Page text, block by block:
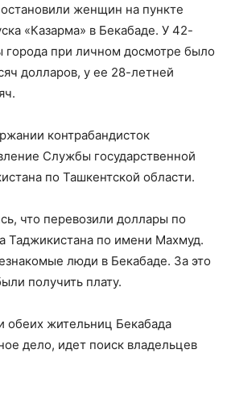
женщин на пункте
«Казарма» в Бекабаде. У 42-
города при личном досмотре было
долларов, у ее 28-летней
контрабандисток
Службы государственной
по Ташкентской области.
что перевозили доллары по
Таджикистана по имени Махмуд.
люди в Бекабаде. За это
получить плату.
обеих жительниц Бекабада
дело, идет поиск владельцев